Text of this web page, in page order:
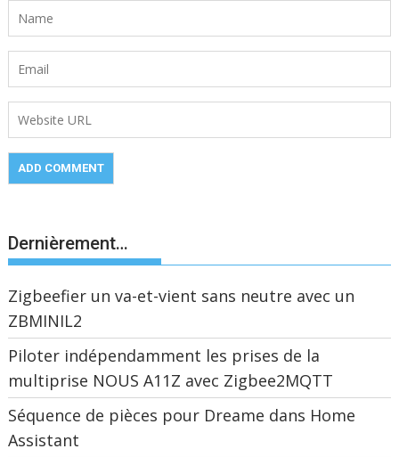
Dernièrement…
Zigbeefier un va-et-vient sans neutre avec un
ZBMINIL2
Piloter indépendamment les prises de la
multiprise NOUS A11Z avec Zigbee2MQTT
Séquence de pièces pour Dreame dans Home
Assistant